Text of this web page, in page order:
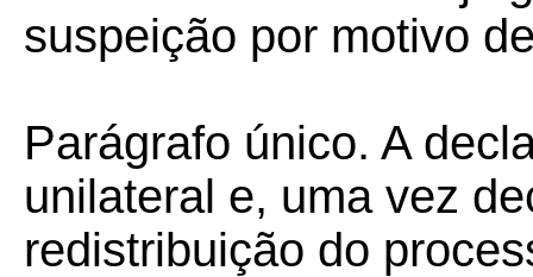
suspeição por motivo
Parágrafo único. A
unilateral e, uma vez
redistribuição do